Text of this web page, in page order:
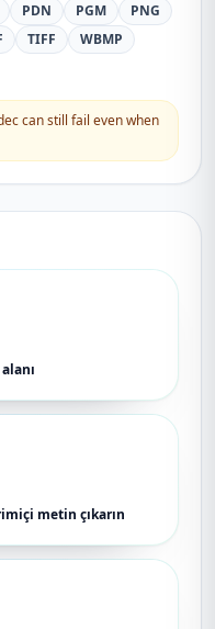
PDN PGM
PNG
TIFF
WBMP
can still fail even when
metin çıkarın